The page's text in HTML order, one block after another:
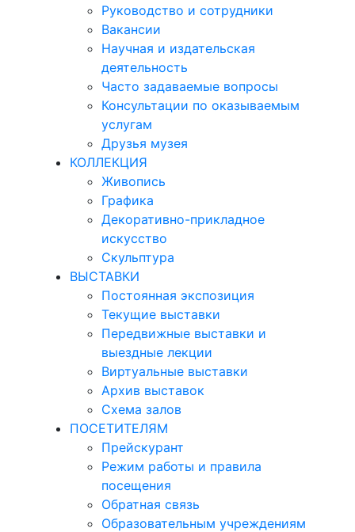
Руководство и сотрудники
Вакансии
Научная и издательская
деятельность
Часто задаваемые вопросы
Консультации по оказываемым
услугам
Друзья музея
КОЛЛЕКЦИЯ
Живопись
Графика
Декоративно-прикладное
искусство
Скульптура
ВЫСТАВКИ
Постоянная экспозиция
Текущие выставки
Передвижные выставки и
выездные лекции
Виртуальные выставки
Архив выставок
Схема залов
ПОСЕТИТЕЛЯМ
Прейскурант
Режим работы и правила
посещения
Обратная связь
Образовательным учреждениям